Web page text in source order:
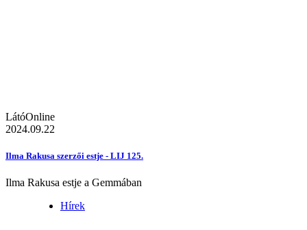
LátóOnline
2024.09.22
Ilma Rakusa szerzői estje - LIJ 125.
Ilma Rakusa estje a Gemmában
Hírek